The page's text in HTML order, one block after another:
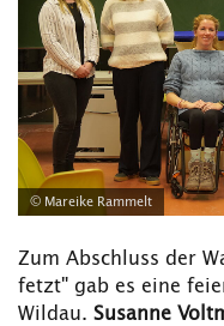
© Mareike Rammelt
Zum Abschluss der
fetzt" gab es eine
Wildau. Susanne